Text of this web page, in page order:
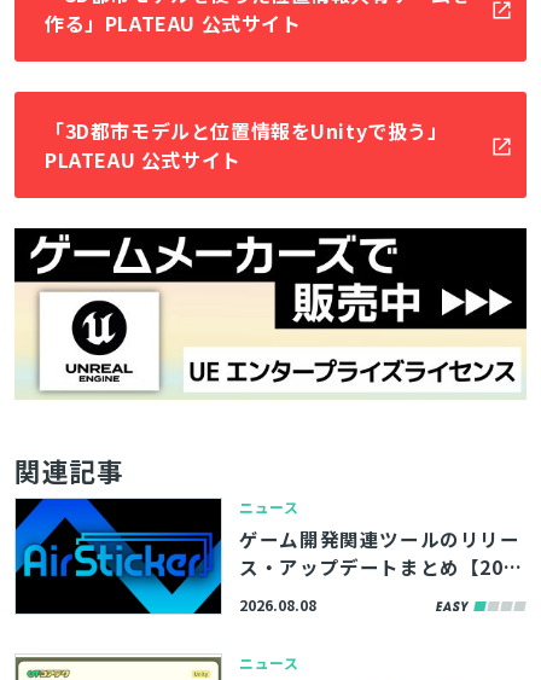
作る」PLATEAU 公式サイト
「3D都市モデルと位置情報をUnityで扱う」
PLATEAU 公式サイト
関連記事
ニュース
ゲーム開発関連ツールのリリー
ス・アップデートまとめ【202
6/8/8】
2026.08.08
ニュース